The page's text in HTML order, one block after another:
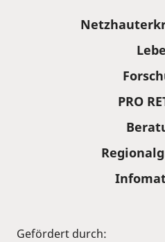
PRO
Gefördert durch: